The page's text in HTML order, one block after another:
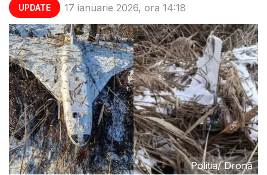
UPDATE 17 ianuarie 2026, ora 14:18
Poliția/Dronă